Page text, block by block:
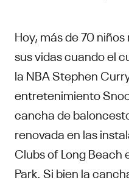
Hoy, más de 70
sus vidas cuando el
la NBA Stephen
entretenimiento
cancha de
renovada en las
Clubs of Long Beach
Park. Si bien la